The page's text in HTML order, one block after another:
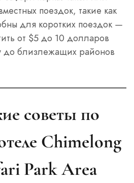
поездок, такие как
для коротких поездок —
от $5 до 10 долларов
близлежащих районов
советы по
Chimelong
Park Area